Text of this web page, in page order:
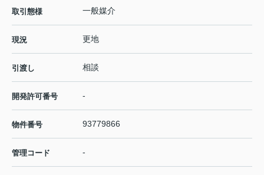
取引態様 一般媒介
現況 更地
引渡し 相談
開発許可番号 -
物件番号 93779866
管理コード -